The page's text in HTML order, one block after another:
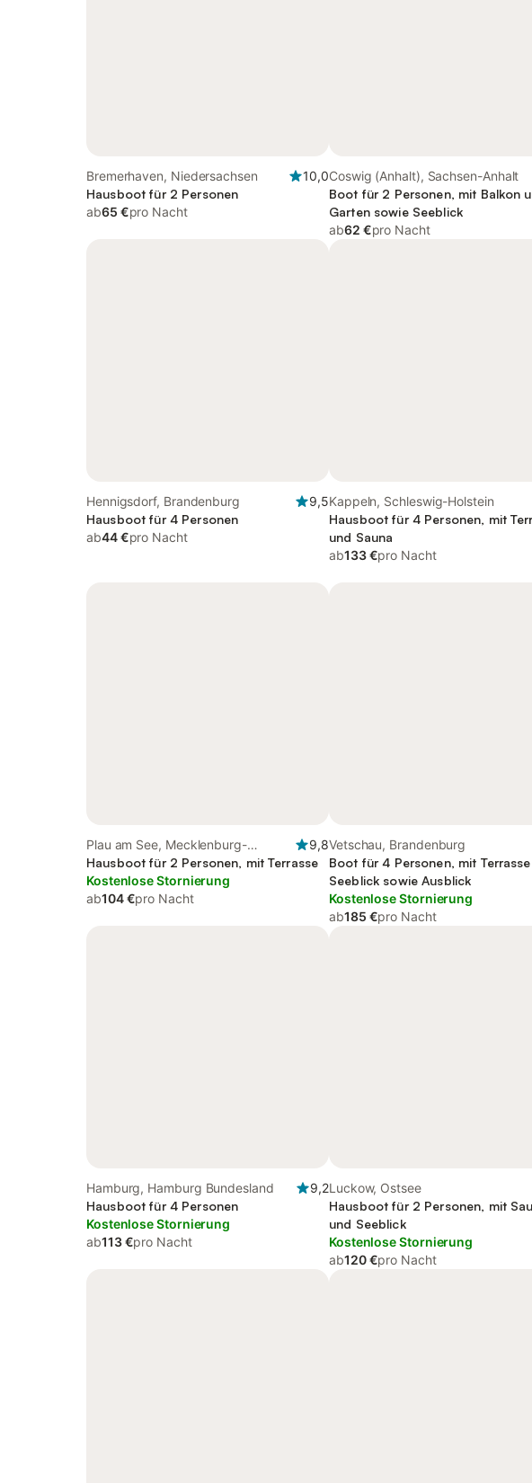
Bremerhaven, Niedersachsen
10,0
Hausboot für 2 Personen
ab65 €pro Nacht
Coswig (Anhalt), Sachsen-Anhalt
Boot für 2 Personen, mit Balkon
Garten sowie Seeblick
ab62 €pro Nacht
Hennigsdorf, Brandenburg
9,5
Hausboot für 4 Personen
ab44 €pro Nacht
Kappeln, Schleswig-Holstein
Hausboot für 4 Personen, mit
und Sauna
ab133 €pro Nacht
Plau am See, Mecklenburg-
Vorpommern
9,8
Hausboot für 2 Personen, mit Terrasse
Kostenlose Stornierung
ab104 €pro Nacht
Vetschau, Brandenburg
Boot für 4 Personen, mit
Seeblick sowie Ausblick
Kostenlose Stornierung
ab185 €pro Nacht
Hamburg, Hamburg Bundesland
9,2
Hausboot für 4 Personen
Kostenlose Stornierung
ab113 €pro Nacht
Luckow, Ostsee
Hausboot für 2 Personen, mit
und Seeblick
Kostenlose Stornierung
ab120 €pro Nacht